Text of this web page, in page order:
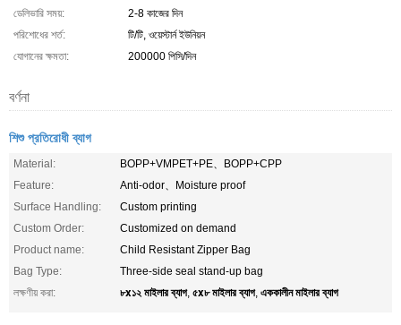
ডেলিভারি সময়:
2-8 কাজের দিন
পরিশোধের শর্ত:
টি/টি, ওয়েস্টার্ন ইউনিয়ন
যোগানের ক্ষমতা:
200000 পিসি/দিন
বর্ণনা
শিশু প্রতিরোধী ব্যাগ
Material:
BOPP+VMPET+PE、BOPP+CPP
Feature:
Anti-odor、Moisture proof
Surface Handling:
Custom printing
Custom Order:
Customized on demand
Product name:
Child Resistant Zipper Bag
Bag Type:
Three-side seal stand-up bag
লক্ষণীয় করা:
৮x১২ মাইলার ব্যাগ, ৫x৮ মাইলার ব্যাগ, এককালীন মাইলার ব্যাগ